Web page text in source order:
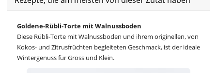
Goldene-Rübli-Torte mit Walnussboden
Diese Rübli-Torte mit Walnussboden und ihrem originellen, von
Kokos- und Zitrusfrüchten begleiteten Geschmack, ist der ideale
Wintergenuss für Gross und Klein.